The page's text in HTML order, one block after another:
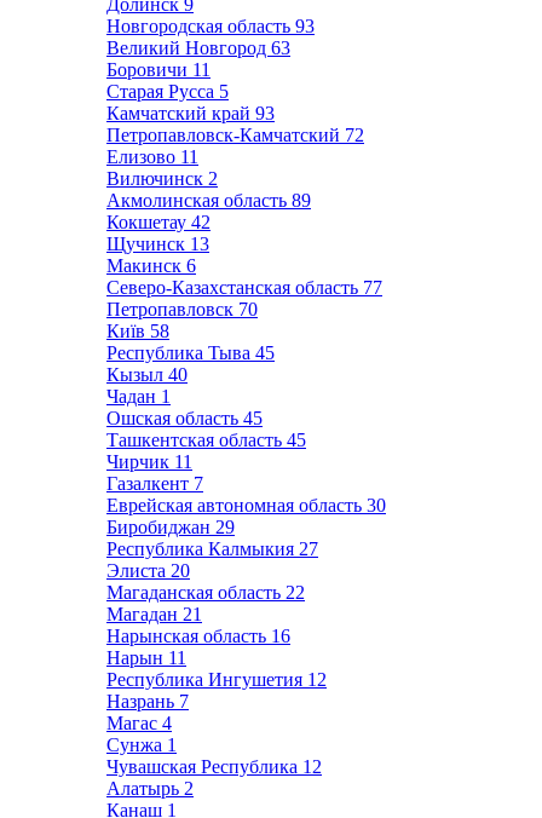
Долинск 9
Новгородская область 93
Великий Новгород 63
Боровичи 11
Старая Русса 5
Камчатский край 93
Петропавловск-Камчатский 72
Елизово 11
Вилючинск 2
Акмолинская область 89
Кокшетау 42
Щучинск 13
Макинск 6
Северо-Казахстанская область 77
Петропавловск 70
Київ 58
Республика Тыва 45
Кызыл 40
Чадан 1
Ошская область 45
Ташкентская область 45
Чирчик 11
Газалкент 7
Еврейская автономная область 30
Биробиджан 29
Республика Калмыкия 27
Элиста 20
Магаданская область 22
Магадан 21
Нарынская область 16
Нарын 11
Республика Ингушетия 12
Назрань 7
Магас 4
Сунжа 1
Чувашская Республика 12
Алатырь 2
Канаш 1